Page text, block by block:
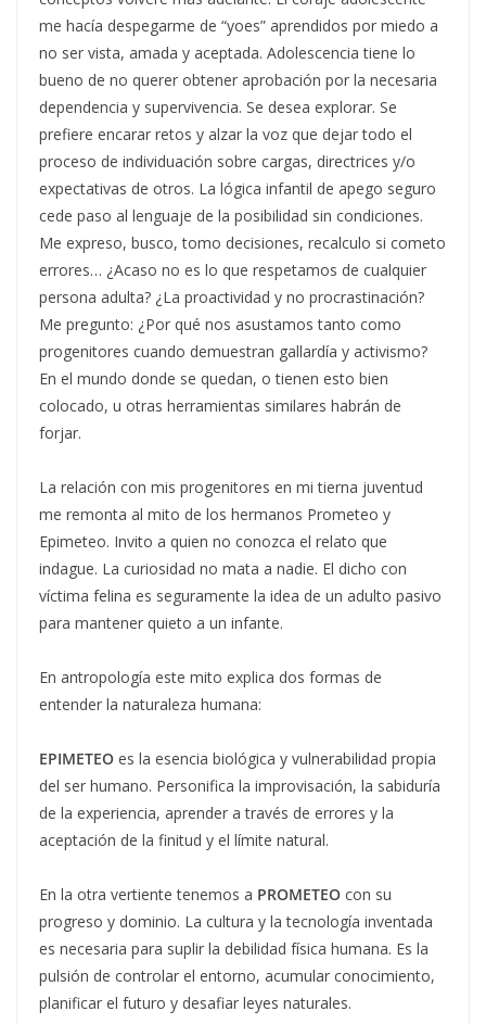
me hacía despegarme de “yoes” aprendidos por miedo a
no ser vista, amada y aceptada. Adolescencia tiene lo
bueno de no querer obtener aprobación por la necesaria
dependencia y supervivencia. Se desea explorar. Se
prefiere encarar retos y alzar la voz que dejar todo el
proceso de individuación sobre cargas, directrices y/o
expectativas de otros. La lógica infantil de apego seguro
cede paso al lenguaje de la posibilidad sin condiciones.
Me expreso, busco, tomo decisiones, recalculo si cometo
errores… ¿Acaso no es lo que respetamos de cualquier
persona adulta? ¿La proactividad y no procrastinación?
Me pregunto: ¿Por qué nos asustamos tanto como
progenitores cuando demuestran gallardía y activismo?
En el mundo donde se quedan, o tienen esto bien
colocado, u otras herramientas similares habrán de
forjar.
La relación con mis progenitores en mi tierna juventud
me remonta al mito de los hermanos Prometeo y
Epimeteo. Invito a quien no conozca el relato que
indague. La curiosidad no mata a nadie. El dicho con
víctima felina es seguramente la idea de un adulto pasivo
para mantener quieto a un infante.
En antropología este mito explica dos formas de
entender la naturaleza humana:
EPIMETEO es la esencia biológica y vulnerabilidad propia
del ser humano. Personifica la improvisación, la sabiduría
de la experiencia, aprender a través de errores y la
aceptación de la finitud y el límite natural.
En la otra vertiente tenemos a PROMETEO con su
progreso y dominio. La cultura y la tecnología inventada
es necesaria para suplir la debilidad física humana. Es la
pulsión de controlar el entorno, acumular conocimiento,
planificar el futuro y desafiar leyes naturales.